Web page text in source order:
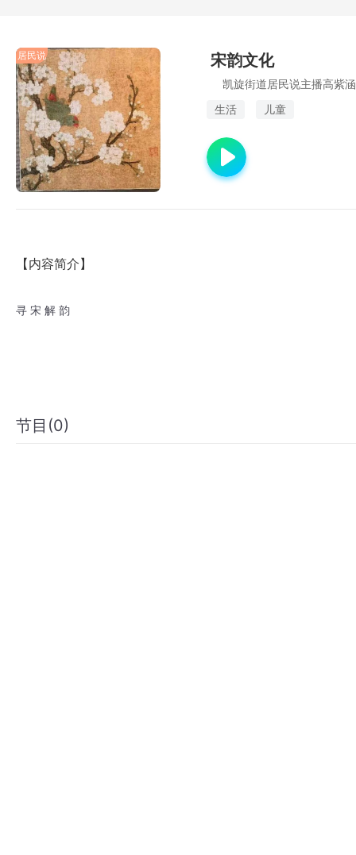
居民说 宋韵文化
凯旋街道居民说主播高紫涵
生活
儿童
【内容简介】
寻 宋 解 韵
节目(0)